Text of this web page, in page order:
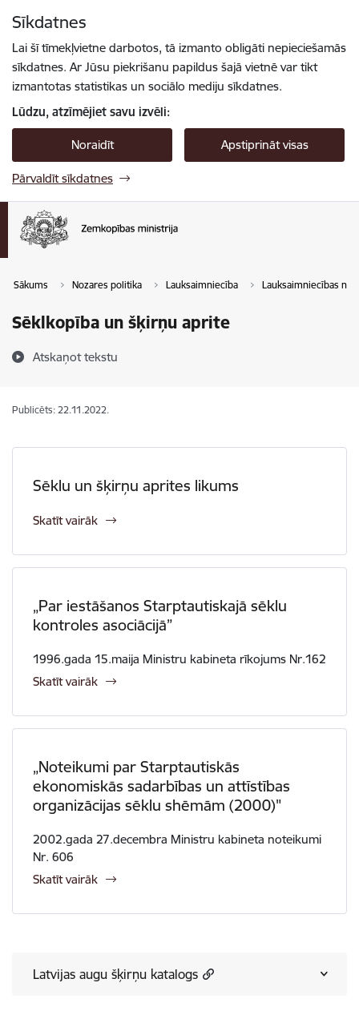
Sīkdatnes
Lai šī tīmekļvietne darbotos, tā izmanto obligāti nepieciešamās
sīkdatnes. Ar Jūsu piekrišanu papildus šajā vietnē var tikt
izmantotas statistikas un sociālo mediju sīkdatnes.
Lūdzu, atzīmējiet savu izvēli:
Noraidīt Apstiprināt visas
Pārvaldīt sīkdatnes
Sākums Nozares politika Lauksaimniecība Lauksaimniecības
Sēklkopība un šķirņu aprite
Atskaņot tekstu
Publicēts: 22.11.2022.
Sēklu un šķirņu aprites likums
Skatīt vairāk
„Par iestāšanos Starptautiskajā sēklu
kontroles asociācijā”
1996.gada 15.maija Ministru kabineta rīkojums Nr.162
Skatīt vairāk
„Noteikumi par Starptautiskās
ekonomiskās sadarbības un attīstības
organizācijas sēklu shēmām (2000)"
2002.gada 27.decembra Ministru kabineta noteikumi
Nr. 606
Skatīt vairāk
Latvijas augu šķirņu katalogs